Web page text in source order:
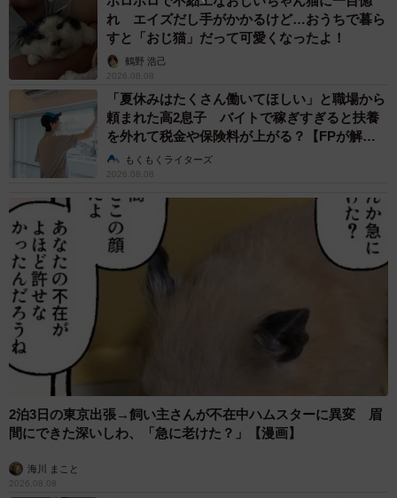
れ エイズだし手がかかるけど…おうちで暮ら
すと「おじ猫」だって可愛くなったよ！
鶴野 浩己
2026.08.08
「夏休みはたくさん働いてほしい」と職場から
頼まれた高2息子 バイトで稼ぎすぎると扶養
を外れて税金や保険料が上がる？【FPが解
説】もくもくライターズ
2026.08.08
2泊3日の東京出張→飼い主さんが不在中ハムスターに異変 眉
間にできた深いしわ、「急に老けた？」【漫画】
海川 まこと
2026.08.08